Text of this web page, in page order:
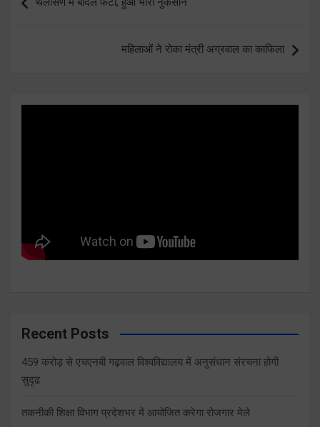
navigation
महिलाओं ने रोका मंत्री अग्रवाल का काफिला
Recent Posts
459 करोड़ से एचएनबी गढ़वाल विश्वविद्यालय में अनुसंधान संरचना होगी
सुदृढ
तकनीकी शिक्षा विभाग प्रदेशभर में आयोजित करेगा रोजगार मेले